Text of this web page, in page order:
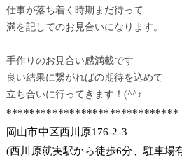
仕事が落ち着く時期まだ待って
満を記してのお見合いになります。
手作りのお見合い感満載です
良い結果に繋がればの期待を込めて
立ち合いに行ってきます！(^^♪
******************************
岡山市中区西川原176-2-3
(西川原就実駅から徒歩6分、駐車場